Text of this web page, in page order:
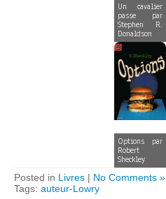
Un cavalier
passe par
Stephen R.
Donaldson
Options par
Robert
Sheckley
Posted in Livres | No Comments »
Tags: auteur-Lowry